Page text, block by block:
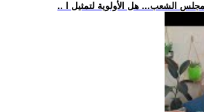
الشعب... هل الأولوية لتمثيل ا